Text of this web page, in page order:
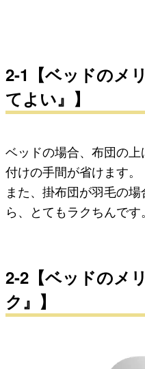
2-1【ベッドのメ
てよい』】
ベッドの場合、布団の
付けの手間が省けます。
また、掛布団が羽毛の
ら、とてもラクちんです。
2-2【ベッドのメ
ク』】